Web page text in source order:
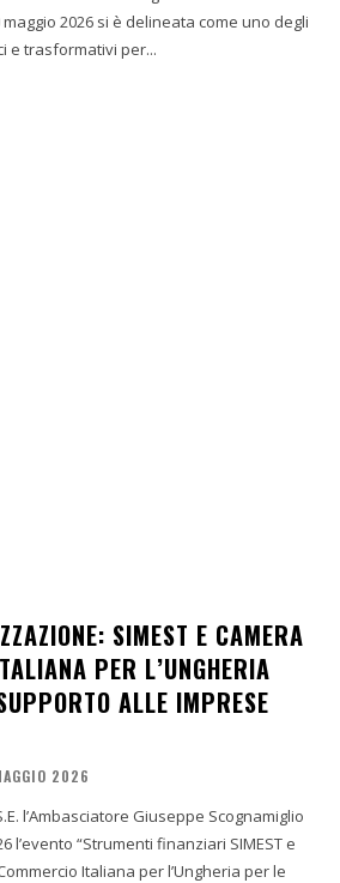
2026 si è delineata come uno degli
e trasformativi per...
SIMEST E CAMERA
PER L’UNGHERIA
ALLE IMPRESE
2026
l’Ambasciatore Giuseppe Scognamiglio
l’evento “Strumenti finanziari SIMEST e
Italiana per l’Ungheria per le